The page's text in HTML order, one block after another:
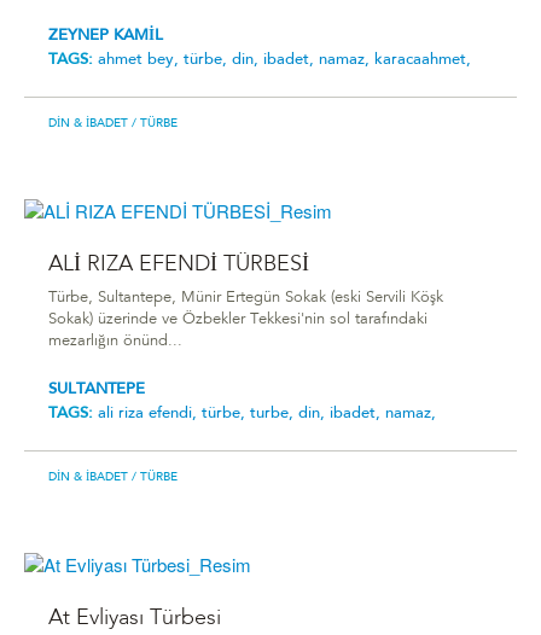
ZEYNEP KAMİL
TAGS: ahmet bey, türbe, din, ibadet, namaz, karacaahmet,
DIN & İBADET / TÜRBE
ALİ RIZA EFENDİ TÜRBESİ
Türbe, Sultantepe, Münir Ertegün Sokak (eski Servili Köşk
Sokak) üzerinde ve Özbekler Tekkesi'nin sol tarafındaki
mezarlığın önünd...
SULTANTEPE
TAGS: ali riza efendi, türbe, turbe, din, ibadet, namaz,
DIN & İBADET / TÜRBE
At Evliyası Türbesi